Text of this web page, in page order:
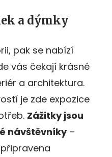
a dýmky
pak se nabízí
vás čekají krásné
a architektura.
je zde expozice
Zážitky jsou
é návštěvníky–